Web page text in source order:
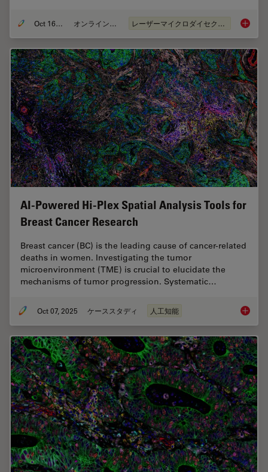
Oct 16, 2025 オンラインセミナー レーザーマイクロダイセクション（LMD） AI
AI-Powered Hi-Plex Spatial Analysis Tools for
Breast Cancer Research
Breast cancer (BC) is the leading cause of cancer-related
deaths in women. Investigating the tumor
microenvironment (TME) is crucial to elucidate the
mechanisms of tumor progression. Systematic…
Oct 07, 2025 ケーススタディ 人工知能 AI-